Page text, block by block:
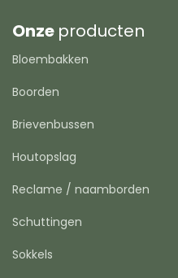
Onze producten
Bloembakken
Boorden
Brievenbussen
Houtopslag
Reclame / naamborden
Schuttingen
Sokkels